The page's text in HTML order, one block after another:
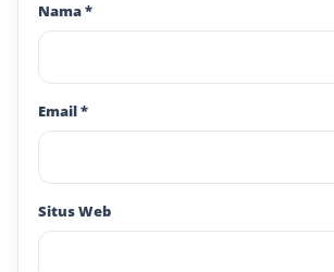
Nama*
Email*
Situs Web